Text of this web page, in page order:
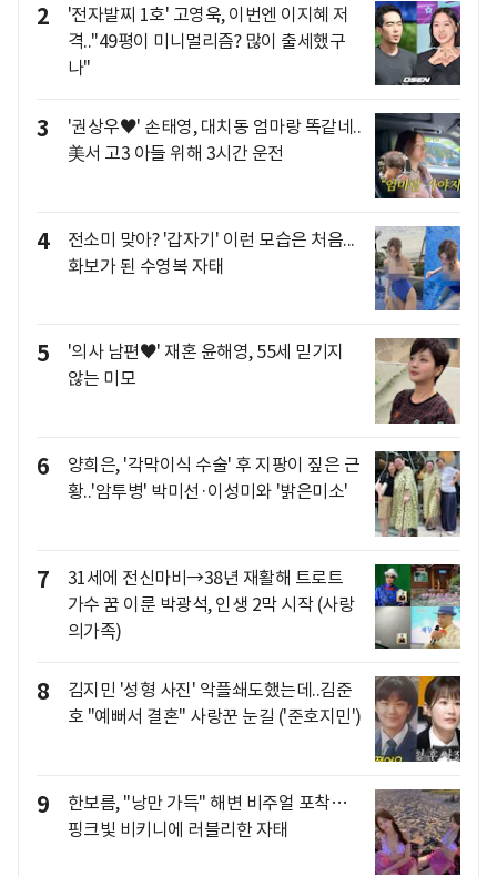
2
'전자발찌 1호' 고영욱, 이번엔 이지혜 저
격.."49평이 미니멀리즘? 많이 출세했구
나"
3
'권상우♥' 손태영, 대치동 엄마랑 똑같네..
美서 고3 아들 위해 3시간 운전
4
전소미 맞아? '갑자기' 이런 모습은 처음...
화보가 된 수영복 자태
5
'의사 남편♥' 재혼 윤해영, 55세 믿기지
않는 미모
6
양희은, '각막이식 수술' 후 지팡이 짚은 근
황..'암투병' 박미선·이성미와 '밝은미소'
7
31세에 전신마비→38년 재활해 트로트
가수 꿈 이룬 박광석, 인생 2막 시작 (사랑
의가족)
8
김지민 '성형 사진' 악플쇄도했는데..김준
호 "예뻐서 결혼" 사랑꾼 눈길 ('준호지민')
9
한보름, "낭만 가득" 해변 비주얼 포착…
핑크빛 비키니에 러블리한 자태